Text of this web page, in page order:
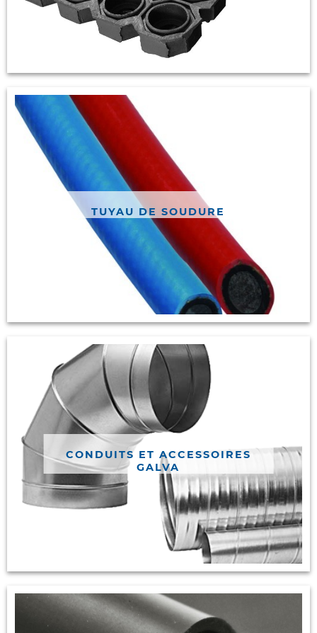
TUYAU DE SOUDURE
CONDUITS ET ACCESSOIRES
GALVA